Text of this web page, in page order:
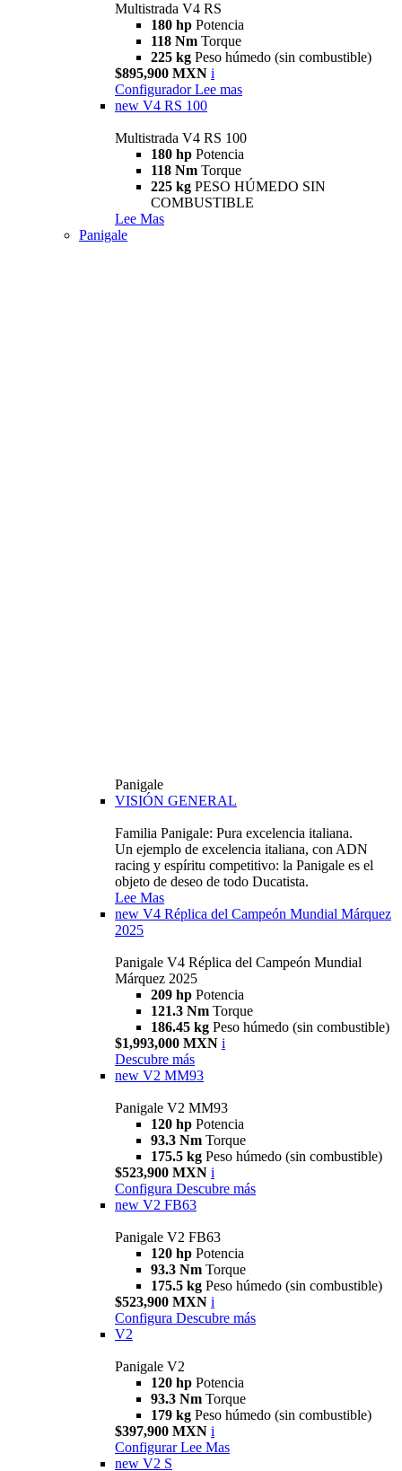
Multistrada V4 RS
180 hp Potencia
118 Nm Torque
225 kg Peso húmedo (sin combustible)
$895,900 MXN i
Configurador Lee mas
new V4 RS 100
Multistrada V4 RS 100
180 hp Potencia
118 Nm Torque
225 kg PESO HÚMEDO SIN
COMBUSTIBLE
Lee Mas
Panigale
Panigale
VISIÓN GENERAL
Familia Panigale: Pura excelencia italiana.
Un ejemplo de excelencia italiana, con ADN
racing y espíritu competitivo: la Panigale es el
objeto de deseo de todo Ducatista.
Lee Mas
new V4 Réplica del Campeón Mundial Márquez
2025
Panigale V4 Réplica del Campeón Mundial
Márquez 2025
209 hp Potencia
121.3 Nm Torque
186.45 kg Peso húmedo (sin combustible)
$1,993,000 MXN i
Descubre más
new V2 MM93
Panigale V2 MM93
120 hp Potencia
93.3 Nm Torque
175.5 kg Peso húmedo (sin combustible)
$523,900 MXN i
Configura Descubre más
new V2 FB63
Panigale V2 FB63
120 hp Potencia
93.3 Nm Torque
175.5 kg Peso húmedo (sin combustible)
$523,900 MXN i
Configura Descubre más
V2
Panigale V2
120 hp Potencia
93.3 Nm Torque
179 kg Peso húmedo (sin combustible)
$397,900 MXN i
Configurar Lee Mas
new V2 S